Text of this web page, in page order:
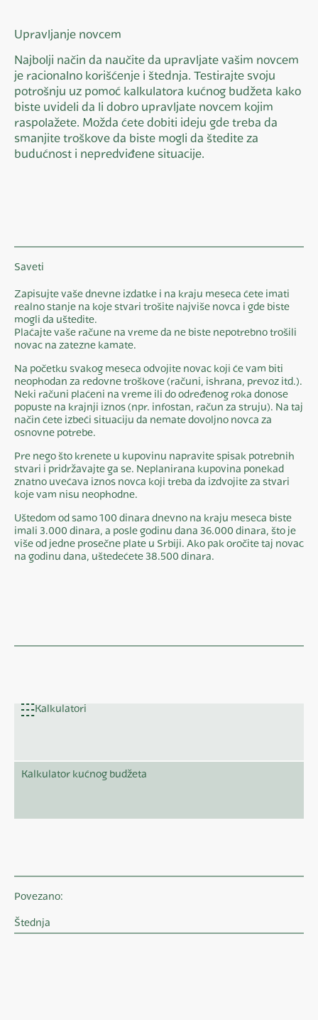
Upravljanje novcem
Najbolji način da naučite da upravljate vašim novcem
je racionalno korišćenje i štednja. Testirajte svoju
potrošnju uz pomoć kalkulatora kućnog budžeta kako
biste uvideli da li dobro upravljate novcem kojim
raspolažete. Možda ćete dobiti ideju gde treba da
smanjite troškove da biste mogli da štedite za
budućnost i nepredviđene situacije.
Saveti
Zapisujte vaše dnevne izdatke i na kraju meseca ćete imati
realno stanje na koje stvari trošite najviše novca i gde biste
mogli da uštedite.
Plaćajte vaše račune na vreme da ne biste nepotrebno trošili
novac na zatezne kamate.
Na početku svakog meseca odvojite novac koji će vam biti
neophodan za redovne troškove (računi, ishrana, prevoz itd.).
Neki računi plaćeni na vreme ili do određenog roka donose
popuste na krajnji iznos (npr. infostan, račun za struju). Na taj
način ćete izbeći situaciju da nemate dovoljno novca za
osnovne potrebe.
Pre nego što krenete u kupovinu napravite spisak potrebnih
stvari i pridržavajte ga se. Neplanirana kupovina ponekad
znatno uvećava iznos novca koji treba da izdvojite za stvari
koje vam nisu neophodne.
Uštedom od samo 100 dinara dnevno na kraju meseca biste
imali 3.000 dinara, a posle godinu dana 36.000 dinara, što je
više od jedne prosečne plate u Srbiji. Ako pak oročite taj novac
na godinu dana, uštedećete 38.500 dinara.
Kalkulatori
Kalkulator kućnog budžeta
Povezano:
Štednja